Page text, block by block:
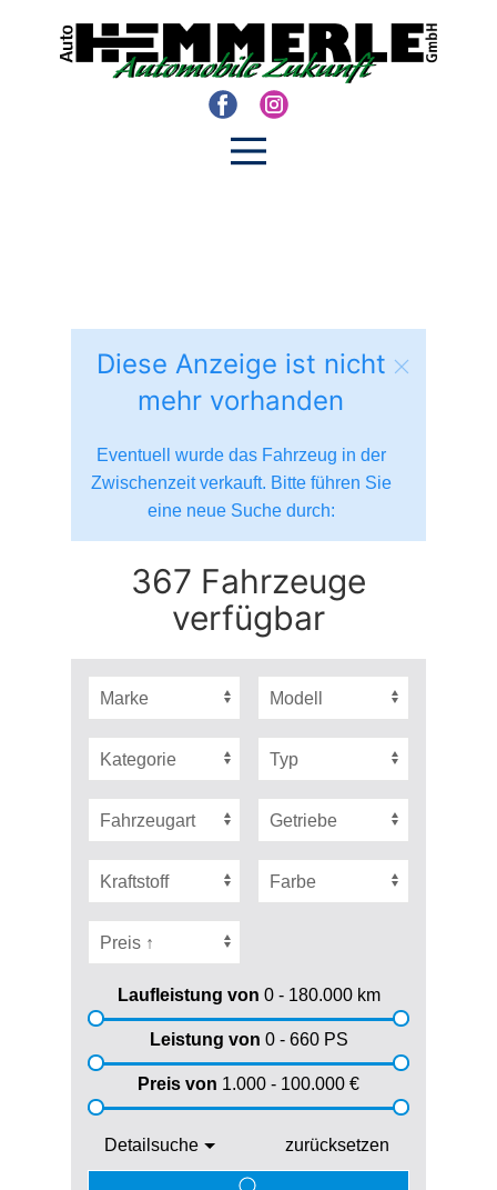
Diese Anzeige ist nicht
mehr vorhanden
Eventuell wurde das Fahrzeug in der
Zwischenzeit verkauft. Bitte führen Sie
eine neue Suche durch:
367 Fahrzeuge
verfügbar
Laufleistung von 0 - 180.000km
Leistung von 0 - 660PS
Preis von 1.000 - 100.000 €
Detailsuche zurücksetzen